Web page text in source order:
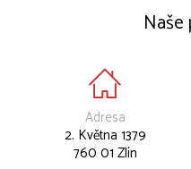
Adresa
2. Května 1379
760 01 Zlín